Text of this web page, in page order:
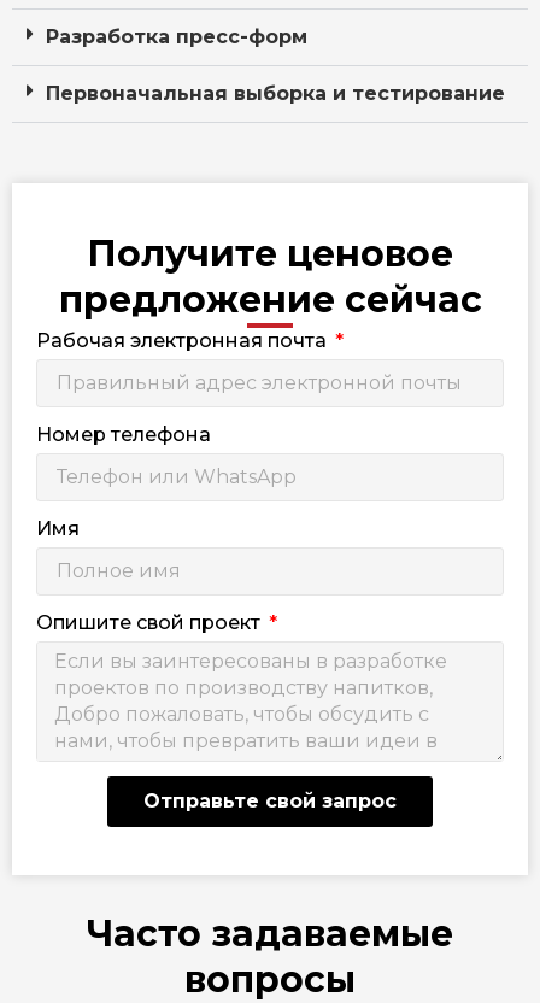
Разработка пресс-форм
Первоначальная выборка и тестирование
Получите ценовое
предложение сейчас
Рабочая электронная почта
Номер телефона
Имя
Опишите свой проект
Отправьте свой запрос
Часто задаваемые
вопросы